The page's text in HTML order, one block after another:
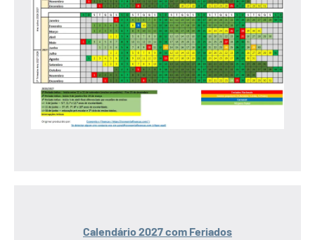
Calendário 2027 com Feriados